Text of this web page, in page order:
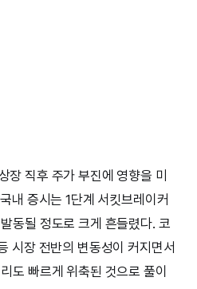
장 직후 주가 부진에 영향을 미
내 증시는 1단계 서킷브레이커
동될 정도로 크게 흔들렸다. 코
시장 전반의 변동성이 커지면서
도 빠르게 위축된 것으로 풀이